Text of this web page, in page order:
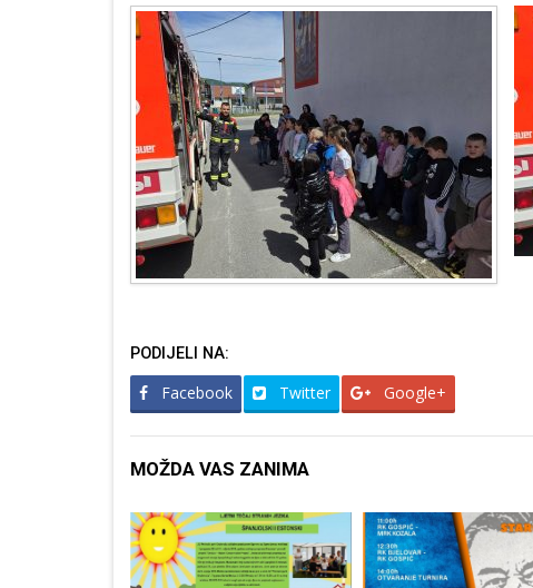
PODIJELI NA:
Facebook Twitter Google+
MOŽDA VAS ZANIMA